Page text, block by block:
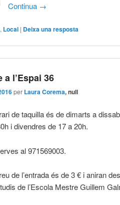
Continua →
, Local | Deixa una resposta
l’Espai 36
per Laura Corema, null
de taquilla és de dimarts a
i divendres de 17 a 20h.
al 971569003.
de l’entrada és de 3 € i aniran
de l’Escola Mestre Guillem